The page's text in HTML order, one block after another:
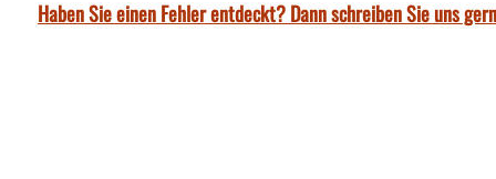
Haben Sie einen Fehler entdeckt? Dann schreiben Sie uns